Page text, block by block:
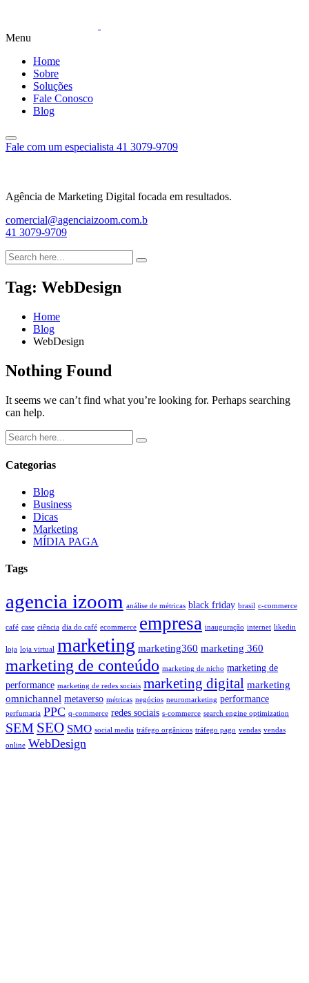
Menu
Home
Sobre
Soluções
Fale Conosco
Blog
Fale com um especialista 41 3079-9709
Agência de Marketing Digital focada em resultados.
comercial@agenciaizoom.com.b
41 3079-9709
Tag: WebDesign
Home
Blog
WebDesign
Nothing Found
It seems we can’t find what you’re looking for. Perhaps searching
can help.
Categorias
Blog
Business
Dicas
Marketing
MÍDIA PAGA
Tags
agencia izoom análise de métricas black friday brasil c-commerce
café case ciência dia do café ecommerce empresa inauguração internet likedin
loja loja virtual marketing marketing360 marketing 360
marketing de conteúdo marketing de nicho marketing de
performance marketing de redes sociais marketing digital marketing
omnichannel metaverso métricas negócios neuromarketing performance
perfumaria PPC q-commerce redes sociais s-commerce search engine optimization
SEM SEO SMO social media tráfego orgânicos tráfego pago vendas vendas
online WebDesign